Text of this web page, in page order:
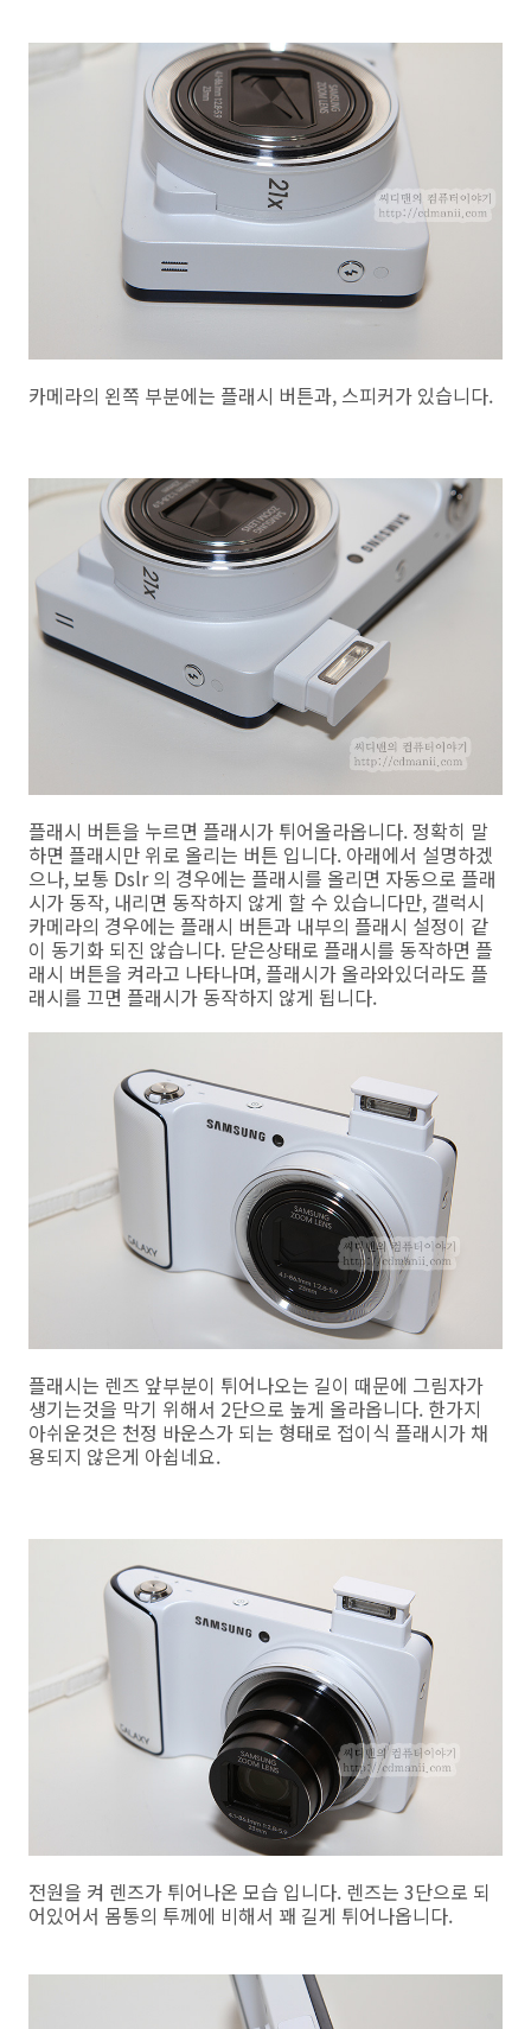
카메라의 왼쪽 부분에는 플래시 버튼과, 스피커가 있습니다.
플래시 버튼을 누르면 플래시가 튀어올라옵니다. 정확히 말
하면 플래시만 위로 올리는 버튼 입니다. 아래에서 설명하겠
으나, 보통 Dslr 의 경우에는 플래시를 올리면 자동으로 플래
시가 동작, 내리면 동작하지 않게 할 수 있습니다만, 갤럭시
카메라의 경우에는 플래시 버튼과 내부의 플래시 설정이 같
이 동기화 되진 않습니다. 닫은상태로 플래시를 동작하면 플
래시 버튼을 켜라고 나타나며, 플래시가 올라와있더라도 플
래시를 끄면 플래시가 동작하지 않게 됩니다.
플래시는 렌즈 앞부분이 튀어나오는 길이 때문에 그림자가
생기는것을 막기 위해서 2단으로 높게 올라옵니다. 한가지
아쉬운것은 천정 바운스가 되는 형태로 접이식 플래시가 채
용되지 않은게 아쉽네요.
전원을 켜 렌즈가 튀어나온 모습 입니다. 렌즈는 3단으로 되
어있어서 몸통의 투께에 비해서 꽤 길게 튀어나옵니다.